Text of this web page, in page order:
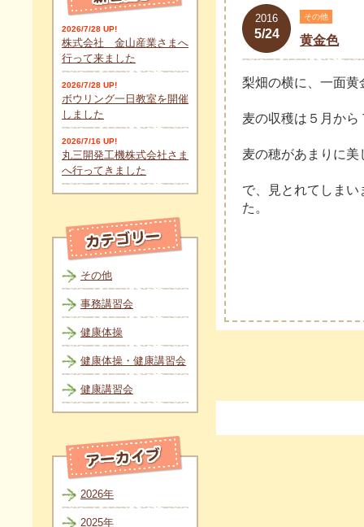
2016
5/24
その他
黄金色
梨畑の横に、一面黄
麦の収穫は５月か
麦の穂があまりに
で、見とれてしまい
た。
2026/7/28 UP!
株式会社 金山産業さまへ
行って来ました
2026/7/28 UP!
ボウリング一日教室を開催
しました
2026/7/16 UP!
丸三開発工機株式会社さま
へ行ってきました
その他
事務講習会
健康体操
健康体操・健康講習会
健康講習会
2026年
2025年